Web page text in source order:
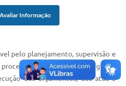
Avaliar Informação
pelo planejamento, supervisão e
contábeis; registra,
dos orçamentos, dos atos e